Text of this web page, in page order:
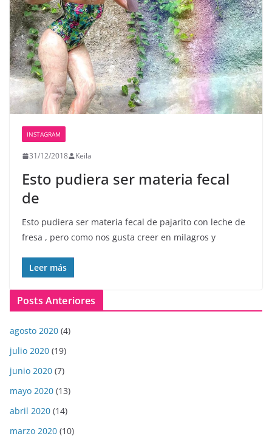
INSTAGRAM
31/12/2018 Keila
Esto pudiera ser materia fecal
de
Esto pudiera ser materia fecal de pajarito con leche de
fresa , pero como nos gusta creer en milagros y
Leer más
Posts Anteriores
agosto 2020 (4)
julio 2020 (19)
junio 2020 (7)
mayo 2020 (13)
abril 2020 (14)
marzo 2020 (10)